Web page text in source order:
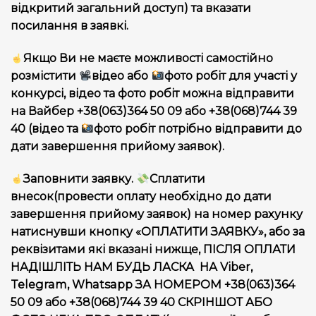
відкритий загальний доступ) та вказати
посилання в заявкі.
Якщо Ви не маєте можливості самостійно
розмістити
відео або
фото робіт для участі у
конкурсі, відео та фото робіт можна відправити
на Вайбер +38(063)364 50 09 або +38(068)744 39
40 (відео та
фото робіт потрібно відправити до
дати завершення прийому заявок).
Заповнити заявку.
Сплатити
внесок(провести оплату необхідно до дати
завершення прийому заявок) на номер рахунку
натиснувши кнопку «ОПЛАТИТИ ЗАЯВКУ», або за
реквізитами які вказані нижще, ПІСЛЯ ОПЛАТИ
НАДІШЛІТЬ НАМ БУДЬ ЛАСКА НА Viber,
Telegram, Whatsapp ЗА НОМЕРОМ +38(063)364
50 09 або +38(068)744 39 40 СКРІНШОТ АБО